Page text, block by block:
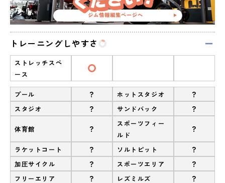
トレーニングしやすさ
ストレッチスペ
ース
プール ? ホットスタジオ ?
スタジオ ? サンドバック ?
体育館 ?
スポーツフィー
ルド
?
ラケットコート ? ソルトピット ?
加圧サイクル ? スポーツエリア ?
フリーエリア ? レズミルズ ?